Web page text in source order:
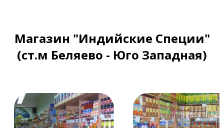
Магазин "Индийские Специи"
(ст.м Беляево - Юго Западная)